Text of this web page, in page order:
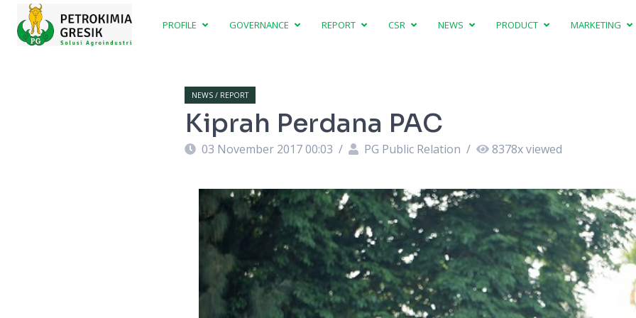
PROFILE GOVERNANCE REPORT CSR NEWS PRODUCT MARKETING
NEWS / REPORT
Kiprah Perdana PAC
03 November 2017 00:03 / PG Public Relation / 8378x viewed